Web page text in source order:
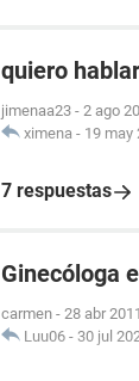
quiero
jimenaa23 - 2 ago
ximena - 19 may
7 respuestas
Ginecóloga
carmen - 28 abr
Luu06 - 30 jul